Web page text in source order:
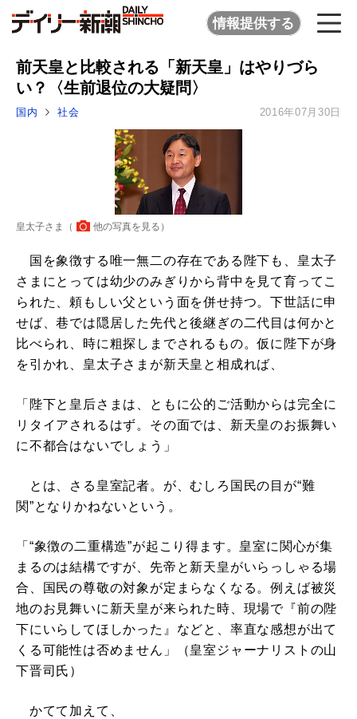
情報提供する
前天皇と比較される「新天皇」はやりづら
い？〈生前退位の大疑問〉
国内 社会 2016年07月30日
皇太子さま（ 他の写真を見る ）
国を象徴する唯一無二の存在である陛下も、皇太子
さまにとっては幼少のみぎりから背中を見て育ってこ
られた、頼もしい父という面を併せ持つ。下世話に申
せば、巷では隠居した先代と後継ぎの二代目は何かと
比べられ、時に粗探しまでされるもの。仮に陛下が身
を引かれ、皇太子さまが新天皇と相成れば、
「陛下と皇后さまは、ともに公的ご活動からは完全に
リタイアされるはず。その面では、新天皇のお振舞い
に不都合はないでしょう」
とは、さる皇室記者。が、むしろ国民の目が“難
関”となりかねないという。
「“象徴の二重構造”が起こり得ます。皇室に関心が集
まるのは結構ですが、先帝と新天皇がいらっしゃる場
合、国民の尊敬の対象が定まらなくなる。例えば被災
地のお見舞いに新天皇が来られた時、現場で『前の陛
下にいらしてほしかった』などと、率直な感想が出て
くる可能性は否めません」（皇室ジャーナリストの山
下晋司氏）
かてて加えて、